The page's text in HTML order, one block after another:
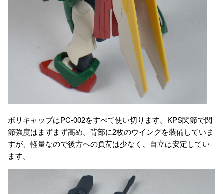
ポリキャップはPC-002をすべて使い切ります。KPS関節で関
節強度はまずまず高め。背部に2枚のウイングを装備していま
すが、軽量なので後方への負荷は少なく、自立は安定してい
ます。